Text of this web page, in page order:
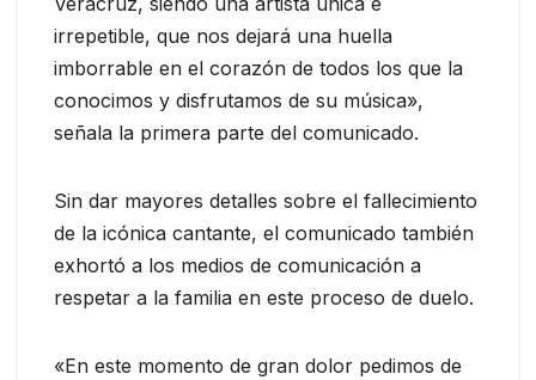
irrepetible, que nos dejará una huella
imborrable en el corazón de todos los que la
conocimos y disfrutamos de su música»,
señala la primera parte del comunicado.
Sin dar mayores detalles sobre el fallecimiento
de la icónica cantante, el comunicado también
exhortó a los medios de comunicación a
respetar a la familia en este proceso de duelo.
«En este momento de gran dolor pedimos de